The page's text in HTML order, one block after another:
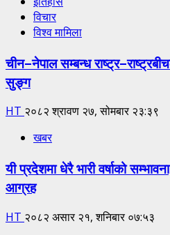
विचार
विश्व मामिला
चीन–नेपाल सम्बन्ध
सुङ्ग
HT २०८२ श्रावण २७, सोमबार २३:३९
खबर
यी प्रदेशमा धेरै भारी वर्षाको
आग्रह
HT २०८२ असार २१, शनिबार ०७:५३